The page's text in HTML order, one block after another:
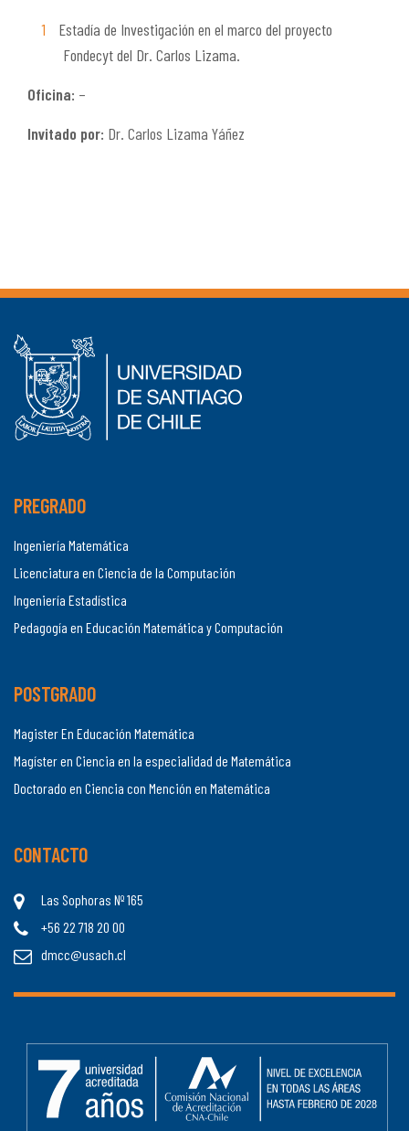
Estadía de Investigación en el marco del proyecto
Fondecyt del Dr. Carlos Lizama.
Oficina: –
Invitado por: Dr. Carlos Lizama Yáñez
PREGRADO
Ingeniería Matemática
Licenciatura en Ciencia de la Computación
Ingeniería Estadística
Pedagogía en Educación Matemática y Computación
POSTGRADO
Magister En Educación Matemática
Magíster en Ciencia en la especialidad de Matemática
Doctorado en Ciencia con Mención en Matemática
CONTACTO
Las Sophoras Nº 165
+56 22 718 20 00
dmcc@usach.cl